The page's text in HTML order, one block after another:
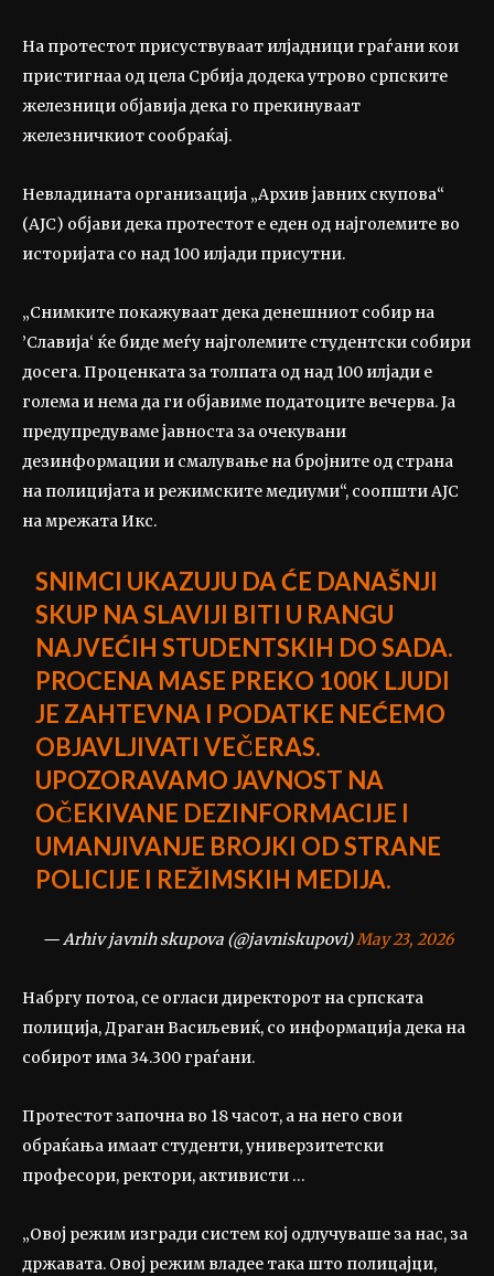
На протестот присуствуваат илјадници граѓани кои
пристигнаа од цела Србија додека утрово српските
железници објавија дека го прекинуваат
железничкиот сообраќај.
Невладината организација „Архив јавних скупова“
(АЈС) објави дека протестот е еден од најголемите во
историјата со над 100 илјади присутни.
„Снимките покажуваат дека денешниот собир на
’Славија‘ ќе биде меѓу најголемите студентски собири
досега. Проценката за толпата од над 100 илјади е
голема и нема да ги објавиме податоците вечерва. Ја
предупредуваме јавноста за очекувани
дезинформации и смалување на бројните од страна
на полицијата и режимските медиуми“, соопшти АЈС
на мрежата Икс.
SNIMCI UKAZUJU DA ĆE DANAŠNJI
SKUP NA SLAVIJI BITI U RANGU
NAJVEĆIH STUDENTSKIH DO SADA.
PROCENA MASE PREKO 100K LJUDI
JE ZAHTEVNA I PODATKE NEĆEMO
OBJAVLJIVATI VEČERAS.
UPOZORAVAMO JAVNOST NA
OČEKIVANE DEZINFORMACIJE I
UMANJIVANJE BROJKI OD STRANE
POLICIJE I REŽIMSKIH MEDIJA.
— Arhiv javnih skupova (@javniskupovi)May 23, 2026
Набргу потоа, се огласи директорот на српската
полиција, Драган Васиљевиќ, со информација дека на
собирот има 34.300 граѓани.
Протестот започна во 18 часот, а на него свои
обраќања имаат студенти, универзитетски
професори, ректори, активисти …
„Овој режим изгради систем кој одлучуваше за нас, за
државата. Овој режим владее така што полицајци,